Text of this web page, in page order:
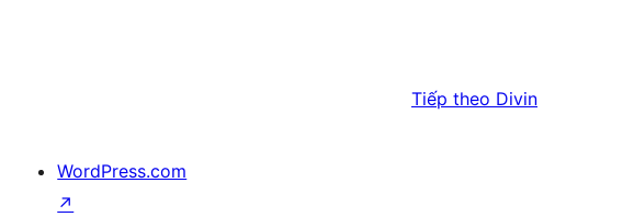
Tiếp theo Divin
WordPress.com
↗